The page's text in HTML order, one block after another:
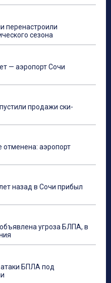
перенастроили
сезона
— аэропорт Сочи
продажи ски-
отменена: аэропорт
назад в Сочи прибыл
угроза БЛПА, в
атаки БПЛА под